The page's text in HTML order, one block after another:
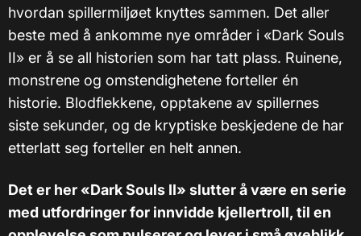
hvordan spillermiljøet knyttes sammen. Det aller
beste med å ankomme nye områder i «Dark Souls
II» er å se all historien som har tatt plass. Ruinene,
monstrene og omstendighetene forteller én
historie. Blodflekkene, opptakene av spillernes
siste sekunder, og de kryptiske beskjedene de har
etterlatt seg forteller en helt annen.
Det er her «Dark Souls II» slutter å være en serie
med utfordringer for innvidde kjellertroll, til en